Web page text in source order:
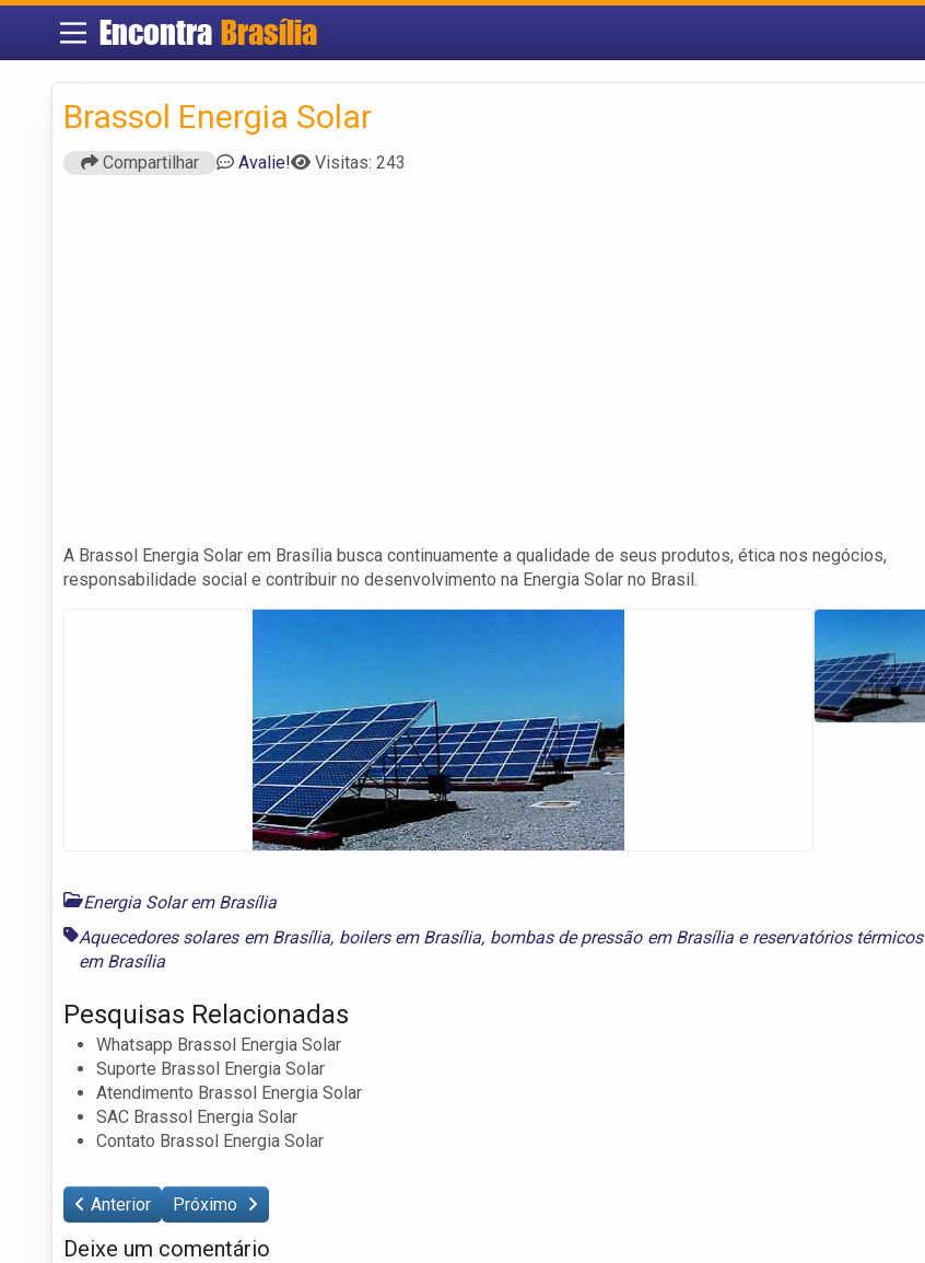
Encontra Brasília
Brassol Energia Solar
Compartilhar Avalie! Visitas: 243
A Brassol Energia Solar em Brasília busca continuamente a qualidade de seus produtos, ética nos negócios,
responsabilidade social e contribuir no desenvolvimento na Energia Solar no Brasil.
Energia Solar em Brasília
Aquecedores solares em Brasília, boilers em Brasília, bombas de pressão em Brasília e reservatórios térmicos
em Brasília
Pesquisas Relacionadas
Whatsapp Brassol Energia Solar
Suporte Brassol Energia Solar
Atendimento Brassol Energia Solar
SAC Brassol Energia Solar
Contato Brassol Energia Solar
Anterior Próximo
Deixe um comentário